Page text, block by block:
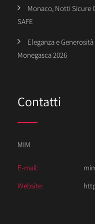
Monaco, Notti Sicure
SAFE
Eleganza e
Monegasca 2026
Contatti
MIM
E-mail:
Website: